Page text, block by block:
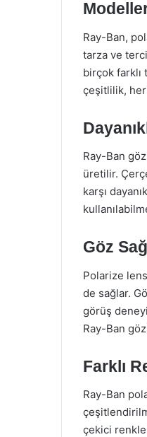
Ray-Ban,
tarza ve
birçok farklı
çeşitlilik,
Ray-Ban
üretilir.
karşı
Göz
Polarize
de sağlar.
görüş
Ray-Ban
Farklı
Ray-Ban
çekici